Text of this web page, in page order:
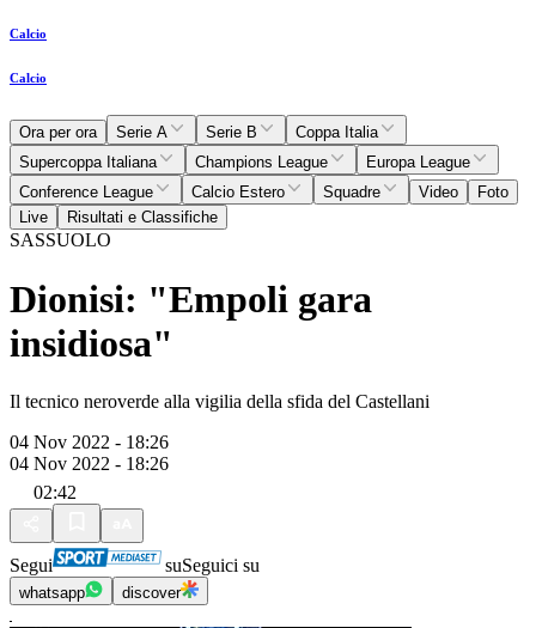
Calcio
Calcio
Ora per ora Serie A Serie B
Coppa Italia
Supercoppa Italiana
Champions League
Europa League
Conference League
Calcio Estero Squadre Video
Foto
Live
Risultati e Classifiche
SASSUOLO
Dionisi: "Empoli gara
insidiosa"
Il tecnico neroverde alla vigilia della sfida del Castellani
04 Nov 2022 - 18:26
04 Nov 2022 - 18:26
02:42
Segui suSeguici su
whatsapp discover